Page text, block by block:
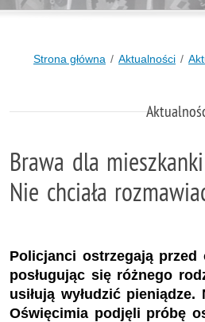
Strona główna Aktualności
Brawa dla
Nie chciała
Policjanci ostrzegają przed
posługując się różnego
usiłują wyłudzić pieniądze.
Oświęcimia podjęli próbę